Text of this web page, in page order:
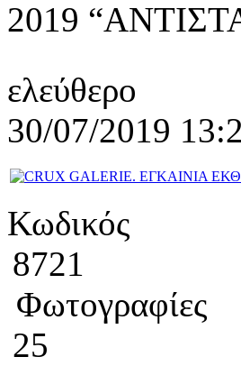
2019
ελεύθερο
30/07/2019
Κωδικός
8721
Φωτογραφίες
25